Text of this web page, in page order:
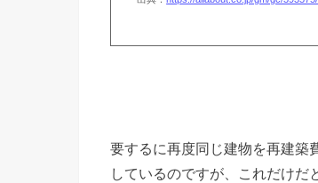
要するに再度同じ建物を再建築
しているのですが、これだけ